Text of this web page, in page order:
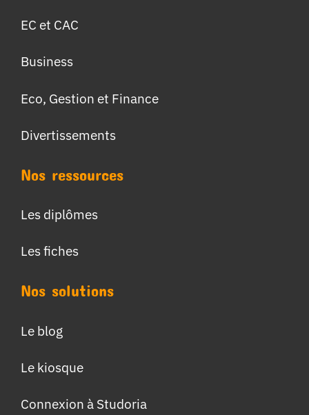
EC et CAC
Business
Eco, Gestion et Finance
Divertissements
Nos ressources
Les diplômes
Les fiches
Nos solutions
Le blog
Le kiosque
Connexion à Studoria